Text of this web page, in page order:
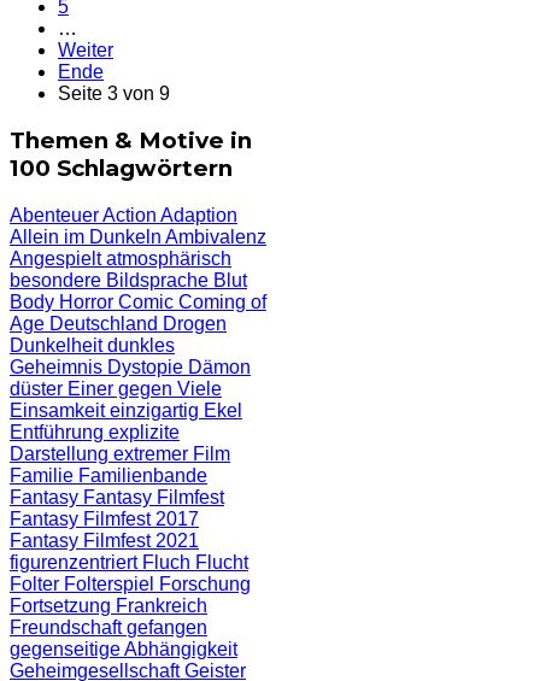
5
…
Weiter
Ende
Seite 3 von 9
Themen & Motive in
100 Schlagwörtern
AbenteuerAction Adaption
Allein im Dunkeln Ambivalenz
Angespieltatmosphärisch
besondere Bildsprache Blut
Body Horror Comic Coming of
Age Deutschland Drogen
Dunkelheitdunkles
Geheimnis Dystopie Dämon
düster Einer gegen Viele
Einsamkeiteinzigartig Ekel
Entführung explizite
Darstellung extremer Film
Familie Familienbande
Fantasy Fantasy Filmfest
Fantasy Filmfest 2017
Fantasy Filmfest 2021
figurenzentriert Fluch Flucht
Folter Folterspiel Forschung
Fortsetzung Frankreich
Freundschaftgefangen
gegenseitige Abhängigkeit
GeheimgesellschaftGeister